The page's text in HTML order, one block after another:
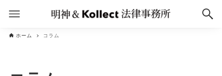
ホーム コラム